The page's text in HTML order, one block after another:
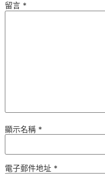
留言 *
顯示名稱 *
電子郵件地址 *